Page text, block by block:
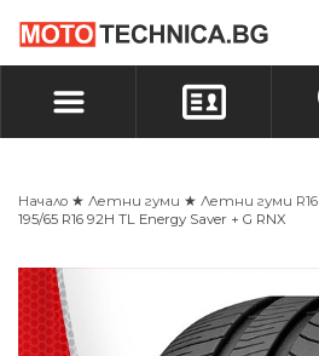
ВХОД
БЪРЗА ПОРЪЧКА ПОРЪЧКА
Начало ★ Летни гуми ★ Летни гуми R16
195/65 R16 92H TL Energy Saver + G RNX